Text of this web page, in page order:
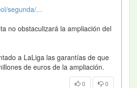
segunda/...
no obstaculizará la ampliación del
a LaLiga las garantías de que
de euros de la ampliación.
0 0